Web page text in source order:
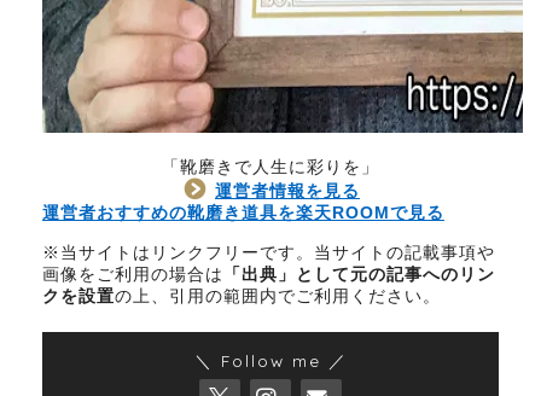
「靴磨きで人生に彩りを」
運営者情報を見る
運営者おすすめの靴磨き道具を楽天ROOMで見る
※当サイトはリンクフリーです。当サイトの記載事項や
画像をご利用の場合は
「出典」として元の記事へのリン
クを設置の上、引用の範囲内でご利用ください。
＼ Follow me ／